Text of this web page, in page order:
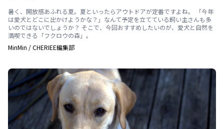
暑く、開放感あふれる夏。夏といったらアウトドアが定番ですよね。 「今年
は愛犬とどこに出かけようかな？」なんて予定を立てている飼い主さんも多
いのではないでしょうか？ そこで、今回おすすめしたいのが、愛犬と自然を
満喫できる「フクロウの森」。
MinMin /CHERIEE編集部